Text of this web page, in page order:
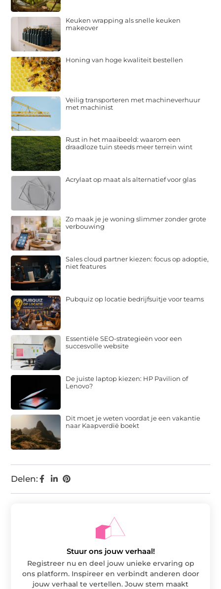
Delen:
Keuken wrapping als snelle keuken
makeover
Honing van hoge kwaliteit bestellen
Veilig transporteren met machineverhuur
met machinist
Rust in het maaibeeld: waarom een
draadloze tuin steeds meer terrein wint
Acrylaat op maat als alternatief voor glas
Zo maak je je woning slimmer zonder grote
verbouwing
Sales cloud partner kiezen: focus op adoptie,
niet features
Pubquiz op locatie bedrijfsuitje voor teams
Essentiële SEO-strategieën voor een
succesvolle website
De juiste laptop kiezen: HP Pavilion of
Lenovo?
Dit moet je weten voordat je een vakantie
naar Kaapverdië boekt
Stuur ons jouw verhaal!
Registreer nu en deel jouw unieke ervaring op
ons platform. Inspireer en verbindt anderen door
jouw verhaal te vertellen. Jouw stem maakt